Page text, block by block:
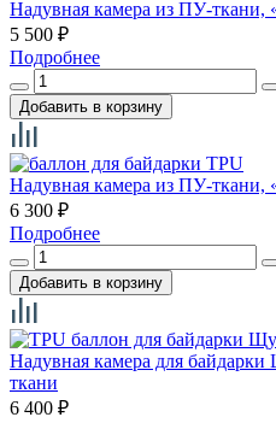
Надувная камера из ПУ-ткани,
5 500 ₽
Подробнее
Надувная камера из ПУ-ткани,
6 300 ₽
Подробнее
Надувная камера для
ткани
6 400 ₽